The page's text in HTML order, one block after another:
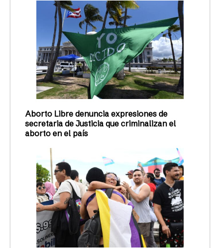
Aborto Libre denuncia expresiones de
secretaria de Justicia que criminalizan el
aborto en el país